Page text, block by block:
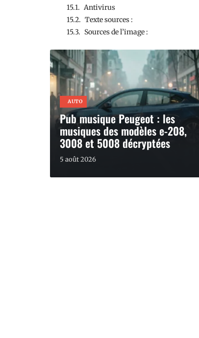
Antivirus
Texte sources :
Sources de l’image :
AUTO
Pub musique Peugeot : les
musiques des modèles e-208,
3008 et 5008 décryptées
5 août 2026